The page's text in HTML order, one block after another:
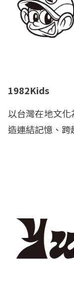
1982Kids
以台灣在地文
造連結記憶、跨